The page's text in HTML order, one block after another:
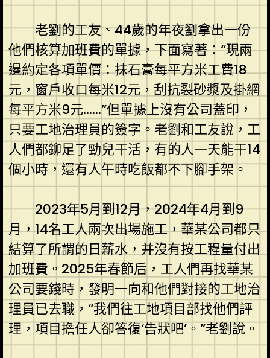
老劉的工友、44歲的年夜劉拿出一份
他們核算加班費的單據，下面寫著：“現兩
邊約定各項單價：抹石膏每平方米工費18
元，窗戶收口每米12元，刮抗裂砂漿及掛網
每平方米9元……”但單據上沒有公司蓋印，
只要工地治理員的簽字。老劉和工友說，工
人們都鉚足了勁兒干活，有的人一天能干14
個小時，還有人午時吃飯都不下腳手架。
2023年5月到12月，2024年4月到9
月，14名工人兩次出場施工，華某公司都只
結算了所謂的日薪水，并沒有按工程量付出
加班費。2025年春節后，工人們再找華某
公司要錢時，發明一向和他們對接的工地治
理員已去職，“我們往工地項目部找他們評
理，項目擔任人卻答復‘告狀吧’。”老劉說。